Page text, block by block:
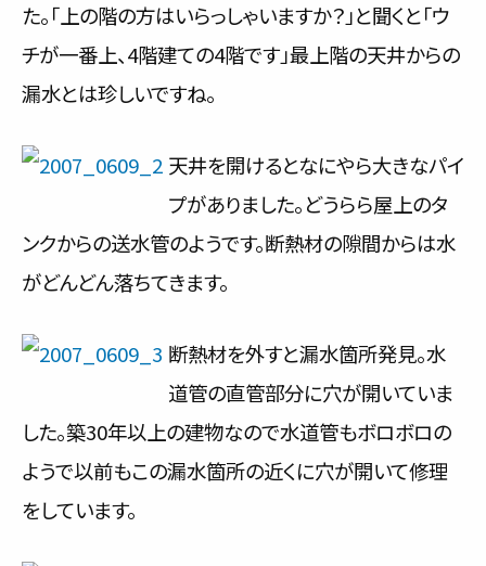
料金一覧
お客様の声
ご利用の流れ
対応エリア
会社紹介
た。「上の階の方はいらっしゃいますか？」と聞くと「ウ
チが一番上、4階建ての4階です」最上階の天井からの
漏水とは珍しいですね。
天井を開けるとなにやら大きなパイ
プがありました。どうらら屋上のタ
ンクからの送水管のようです。断熱材の隙間からは水
がどんどん落ちてきます。
断熱材を外すと漏水箇所発見。水
道管の直管部分に穴が開いていま
した。築30年以上の建物なので水道管もボロボロの
ようで以前もこの漏水箇所の近くに穴が開いて修理
をしています。